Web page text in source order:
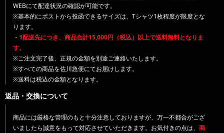
WEBにて配達状況の確認が可能です。
※基本的にポストから投函できるサイズは、Tシャツ1枚程度が限度とな
ります。
・ 1配送先につき、商品合計15,000円（税込）以上で送料無料となりま
す。
※ご注文完了後、正規の金額を別途ご連絡いたします。
※すべての商品を佐川急便にてお届けします。
※送料は税込の金額となります。
返品・交換について
商品には厳格な管理のもと十分注意しておりますが、万一不都合がござ
いましたら誠意をもって対応させていただきます。お気付きの点は、 商